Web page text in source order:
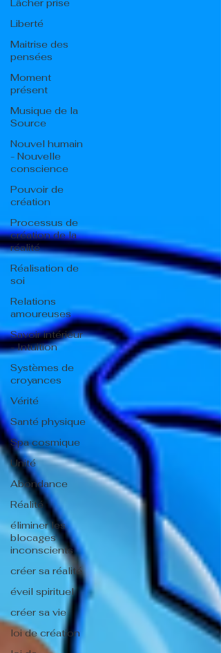
Lâcher prise
Liberté
Maitrise des
pensées
Moment
présent
Musique de la
Source
Nouvel humain
- Nouvelle
conscience
Pouvoir de
création
Processus de
création de la
réalité
Réalisation de
soi
Relations
amoureuses
Savoir intérieur
- Intuition
Systèmes de
croyances
Vérité
Santé physique
Spa cosmique
Unité
Abondance
Réalité
éliminer les
blocages
inconscients
créer sa réalité
éveil spirituel
créer sa vie
loi de création